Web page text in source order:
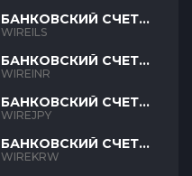
БАНКОВСКИЙ СЧЕТ
ILS
WIREILS
БАНКОВСКИЙ СЧЕТ
INR
WIREINR
БАНКОВСКИЙ СЧЕТ
JPY
WIREJPY
БАНКОВСКИЙ СЧЕТ
KRW
WIREKRW